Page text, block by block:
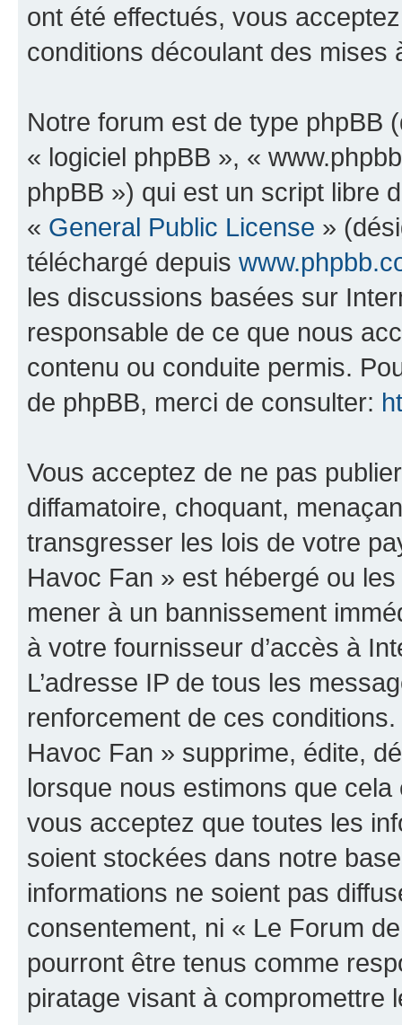
ont été effectués, vous
conditions découlant des mises
Notre forum est de type phpBB
« logiciel phpBB », «
phpBB ») qui est un script libre
« General Public License »
téléchargé depuis
les discussions basées sur
responsable de ce que nous
contenu ou conduite permis.
de phpBB, merci de consulter:
Vous acceptez de ne pas
diffamatoire, choquant,
transgresser les lois de votre
Havoc Fan » est hébergé ou
mener à un bannissement
à votre fournisseur d’accès à
L’adresse IP de tous les
renforcement de ces
Havoc Fan » supprime, édite,
lorsque nous estimons que cela
vous acceptez que toutes les
soient stockées dans notre
informations ne soient pas
consentement, ni « Le Forum
pourront être tenus comme
piratage visant à compromettre